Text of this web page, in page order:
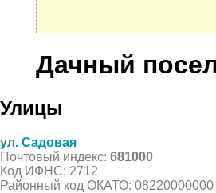
Дачный
Улицы
ул. Садовая
Почтовый индекс: 681000
Код ИФНС: 2712
Районный код ОКАТО: 08220000000